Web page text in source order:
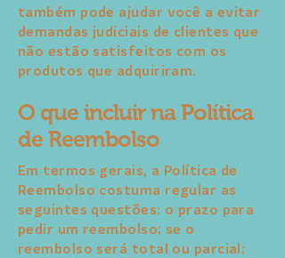
também pode ajudar você a evitar
demandas judiciais de clientes que
não estão satisfeitos com os
produtos que adquiriram.
O que incluir na Política
de Reembolso
Em termos gerais, a Política de
Reembolso costuma regular as
seguintes questões: o prazo para
pedir um reembolso; se o
reembolso será total ou parcial;